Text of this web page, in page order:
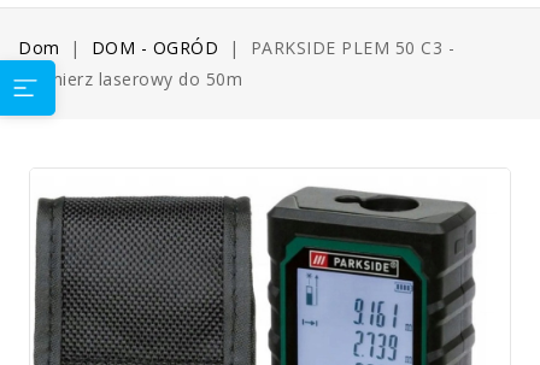
Dom DOM - OGRÓD
PARKSIDE PLEM 50 C3 -
Dalmierz laserowy do 50m